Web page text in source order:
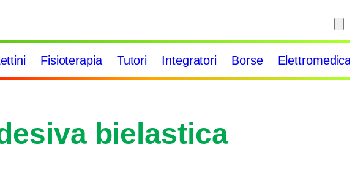
Fisioterapia Tutori Integratori Borse
bielastica